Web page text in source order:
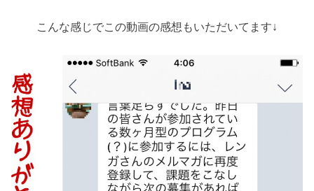
こんな感じでこの動画の感想もいただいてます↓